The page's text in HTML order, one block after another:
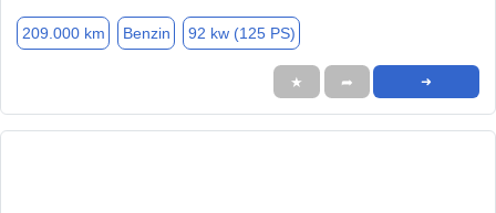
209.000 km Benzin 92 kw (125 PS)
★ ➦ ➜